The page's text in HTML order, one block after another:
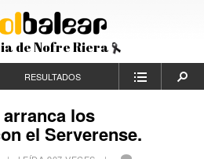
de Nofre Riera
RESULTADOS
los
el Serverense.